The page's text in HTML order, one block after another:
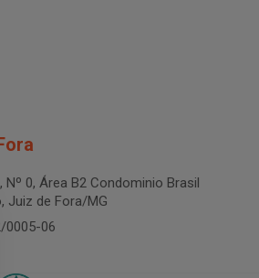
Nº 0, Área B2 Condominio Brasil
Juiz de Fora/MG
0005-06